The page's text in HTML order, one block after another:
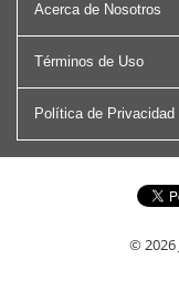
Acerca de Nosotros
Términos de Uso
Política de Privacidad
© 2026